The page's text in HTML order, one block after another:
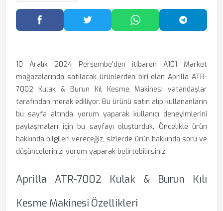
Facebook'ta PaylaşTwitter'da PaylaşWhatsApp'ta Paylaş
10 Aralık 2024 Perşembe’den itibaren A101 Market
mağazalarında satılacak ürünlerden biri olan Aprilla ATR-
7002 Kulak & Burun Kıl Kesme Makinesi vatandaşlar
tarafından merak ediliyor. Bu ürünü satın alıp kullananların
bu sayfa altında yorum yaparak kullanıcı deneyimlerini
paylaşmaları için bu sayfayı oluşturduk. Öncelikle ürün
hakkında bilgileri vereceğiz, sizlerde ürün hakkında soru ve
düşüncelerinizi yorum yaparak belirtebilirsiniz.
Aprilla ATR-7002 Kulak & Burun Kılı
Kesme Makinesi Özellikleri